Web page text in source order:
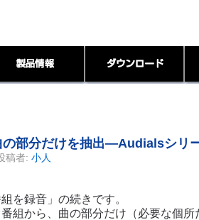
の部分だけを抽出―Audialsシリ
稿者: 小人
を録音」の続きです。
組から、曲の部分だけ（必要な個所